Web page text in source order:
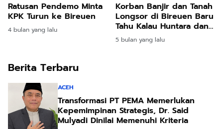
Ratusan Pendemo Minta
KPK Turun ke Bireuen
4 bulan yang lalu
Korban Banjir dan Tanah
Longsor di Bireuen Baru
Tahu Kalau Huntara dan
Huntap Hak Mereka
5 bulan yang lalu
Berita Terbaru
ACEH
Transformasi PT PEMA Memerlukan
Kepemimpinan Strategis, Dr. Said
Mulyadi Dinilai Memenuhi Kriteria